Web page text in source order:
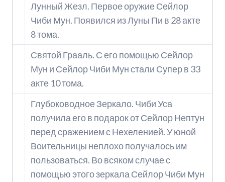
Лунный Жезл. Первое оружие Сейлор
Чиби Мун. Появился из Луны Пи в 28 акте
8 тома.
Святой Грааль. С его помощью Сейлор
Мун и Сейлор Чиби Мун стали Супер в 33
акте 10 тома.
Глубоководное Зеркало. Чиби Уса
получила его в подарок от Сейлор Нептун
перед сражением с Нехеленией. У юной
Воительницы неплохо получалось им
пользоваться. Во всяком случае с
помощью этого зеркала Сейлор Чиби Мун